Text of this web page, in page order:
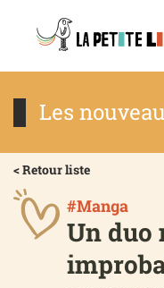
Les
< Retour liste
#Manga
Un duo